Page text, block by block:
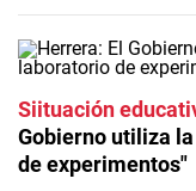
Siituación
Gobierno utiliza
de experimentos"